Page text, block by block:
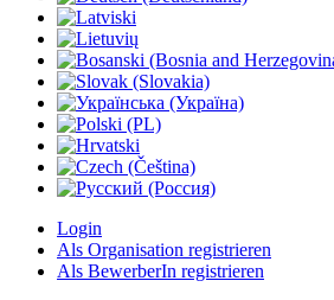
Login
Als Organisation registrieren
Als BewerberIn registrieren